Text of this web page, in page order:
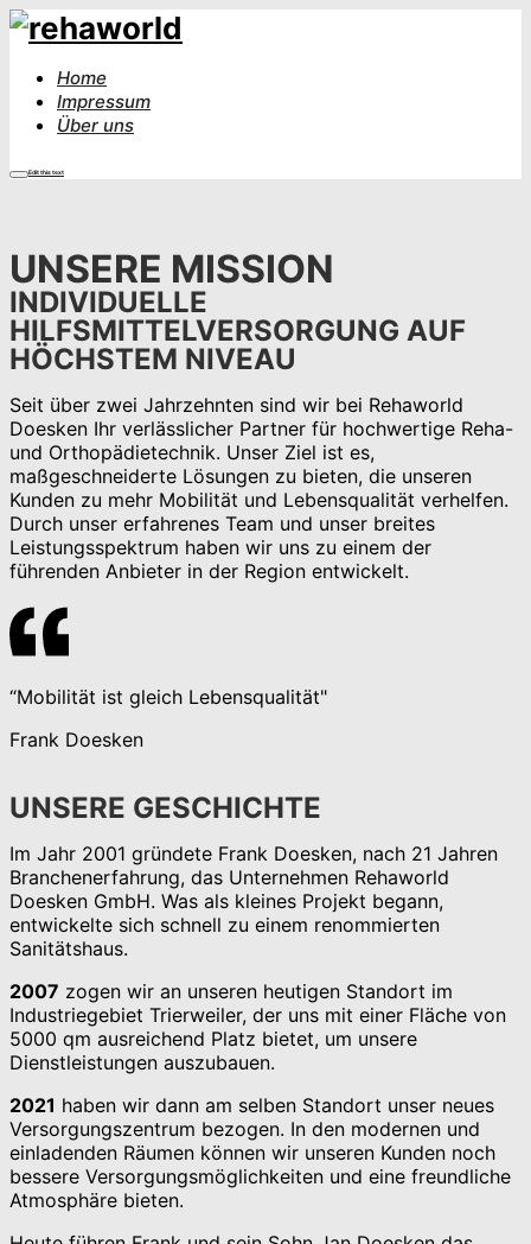
Home
Impressum
Über uns
Edit this text
UNSERE MISSION
INDIVIDUELLE
HILFSMITTELVERSORGUNG AUF
HÖCHSTEM NIVEAU
Seit über zwei Jahrzehnten sind wir bei Rehaworld
Doesken Ihr verlässlicher Partner für hochwertige Reha-
und Orthopädietechnik. Unser Ziel ist es,
maßgeschneiderte Lösungen zu bieten, die unseren
Kunden zu mehr Mobilität und Lebensqualität verhelfen.
Durch unser erfahrenes Team und unser breites
Leistungsspektrum haben wir uns zu einem der
führenden Anbieter in der Region entwickelt.
“Mobilität ist gleich Lebensqualität"
Frank Doesken
UNSERE GESCHICHTE
Im Jahr 2001 gründete Frank Doesken, nach 21 Jahren
Branchenerfahrung, das Unternehmen Rehaworld
Doesken GmbH. Was als kleines Projekt begann,
entwickelte sich schnell zu einem renommierten
Sanitätshaus.
2007 zogen wir an unseren heutigen Standort im
Industriegebiet Trierweiler, der uns mit einer Fläche von
5000 qm ausreichend Platz bietet, um unsere
Dienstleistungen auszubauen.
2021 haben wir dann am selben Standort unser neues
Versorgungszentrum bezogen. In den modernen und
einladenden Räumen können wir unseren Kunden noch
bessere Versorgungsmöglichkeiten und eine freundliche
Atmosphäre bieten.